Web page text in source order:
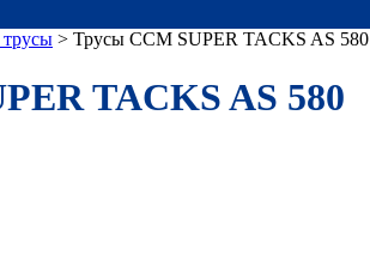
> Трусы CCM SUPER TACKS AS 580
TACKS AS 580